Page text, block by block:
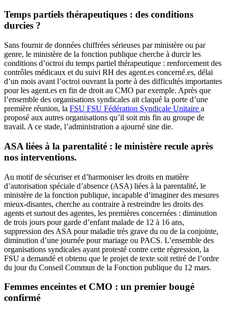
Temps partiels thérapeutiques : des conditions
durcies ?
Sans fournir de données chiffrées sérieuses par ministère ou par
genre, le ministère de la fonction publique cherche à durcir les
conditions d’octroi du temps partiel thérapeutique : renforcement des
contrôles médicaux et du suivi RH des agent.es concerné.es, délai
d’un mois avant l’octroi ouvrant la porte à des difficultés importantes
pour les agent.es en fin de droit au CMO par exemple. Après que
l’ensemble des organisations syndicales ait claqué la porte d’une
première réunion, la FSU FSU Fédération Syndicale Unitaire a
proposé aux autres organisations qu’il soit mis fin au groupe de
travail. A ce stade, l’administration a ajourné sine die.
ASA liées à la parentalité : le ministère recule après
nos interventions.
Au motif de sécuriser et d’harmoniser les droits en matière
d’autorisation spéciale d’absence (ASA) liées à la parentalité, le
ministère de la fonction publique, incapable d’imaginer des mesures
mieux-disantes, cherche au contraire à restreindre les droits des
agents et surtout des agentes, les premières concernées : diminution
de trois jours pour garde d’enfant malade de 12 à 16 ans,
suppression des ASA pour maladie très grave du ou de la conjointe,
diminution d’une journée pour mariage ou PACS. L’ensemble des
organisations syndicales ayant protesté contre cette régression, la
FSU a demandé et obtenu que le projet de texte soit retiré de l’ordre
du jour du Conseil Commun de la Fonction publique du 12 mars.
Femmes enceintes et CMO : un premier bougé
confirmé